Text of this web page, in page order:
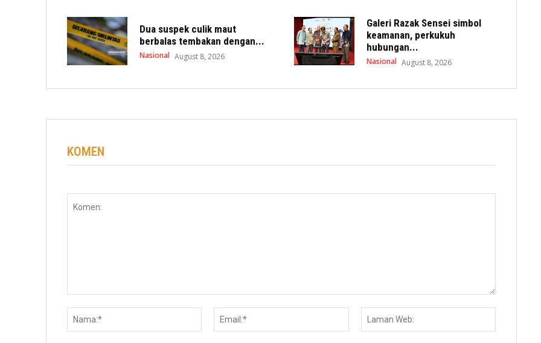
Dua suspek culik maut
berbalas tembakan dengan...
Nasional August 8, 2026
Galeri Razak Sensei simbol
keamanan, perkukuh
hubungan...
Nasional August 8, 2026
KOMEN